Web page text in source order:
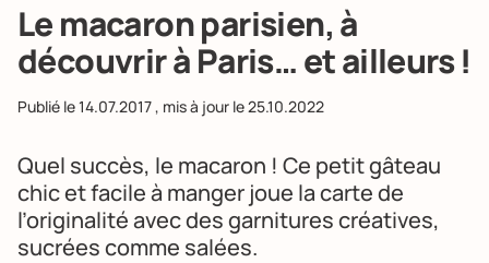
Le macaron parisien, à
découvrir à Paris… et ailleurs !
Publié le14.07.2017, mis à jour le25.10.2022
Quel succès, le macaron ! Ce petit gâteau
chic et facile à manger joue la carte de
l’originalité avec des garnitures créatives,
sucrées comme salées.